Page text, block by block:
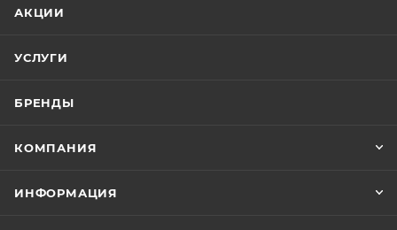
АКЦИИ
УСЛУГИ
БРЕНДЫ
КОМПАНИЯ
ИНФОРМАЦИЯ